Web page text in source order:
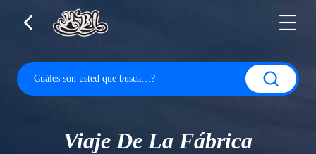
Viaje De La Fábrica